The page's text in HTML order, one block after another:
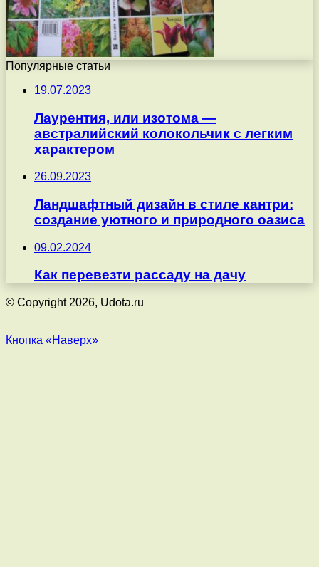
Популярные статьи
19.07.2023
Лаурентия, или изотома —
австралийский колокольчик с легким
характером
26.09.2023
Ландшафтный дизайн в стиле кантри:
создание уютного и природного оазиса
09.02.2024
Как перевезти рассаду на дачу
© Copyright 2026, Udota.ru
Кнопка «Наверх»